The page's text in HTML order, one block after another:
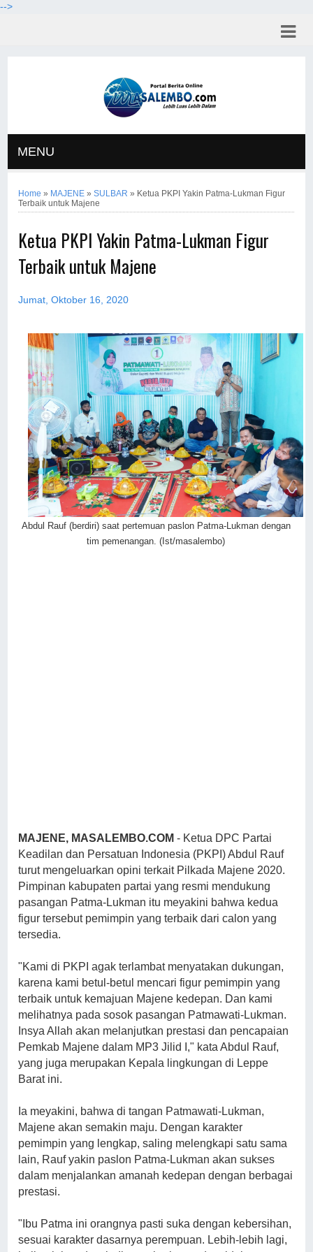
-->
MENU
Home » MAJENE »SULBAR » Ketua PKPI Yakin Patma-Lukman Figur
Terbaik untuk Majene
Ketua PKPI Yakin Patma-Lukman Figur
Terbaik untuk Majene
Jumat, Oktober 16, 2020
Abdul Rauf (berdiri) saat pertemuan paslon Patma-Lukman dengan
tim pemenangan. (Ist/masalembo)
MAJENE, MASALEMBO.COM- Ketua DPC Partai
Keadilan dan Persatuan Indonesia (PKPI) Abdul Rauf
turut mengeluarkan opini terkait Pilkada Majene 2020.
Pimpinan kabupaten partai yang resmi mendukung
pasangan Patma-Lukman itu meyakini bahwa kedua
figur tersebut pemimpin yang terbaik dari calon yang
tersedia.
"Kami di PKPI agak terlambat menyatakan dukungan,
karena kami betul-betul mencari figur pemimpin yang
terbaik untuk kemajuan Majene kedepan. Dan kami
melihatnya pada sosok pasangan Patmawati-Lukman.
Insya Allah akan melanjutkan prestasi dan pencapaian
Pemkab Majene dalam MP3 Jilid I," kata Abdul Rauf,
yang juga merupakan Kepala lingkungan di Leppe
Barat ini.
Ia meyakini, bahwa di tangan Patmawati-Lukman,
Majene akan semakin maju. Dengan karakter
pemimpin yang lengkap, saling melengkapi satu sama
lain, Rauf yakin paslon Patma-Lukman akan sukses
dalam menjalankan amanah kedepan dengan berbagai
prestasi.
"Ibu Patma ini orangnya pasti suka dengan kebersihan,
sesuai karakter dasarnya perempuan. Lebih-lebih lagi,